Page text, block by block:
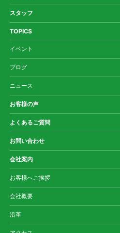
スタッフ
TOPICS
イベント
ブログ
ニュース
お客様の声
よくあるご質問
お問い合わせ
会社案内
お客様へご挨拶
会社概要
沿革